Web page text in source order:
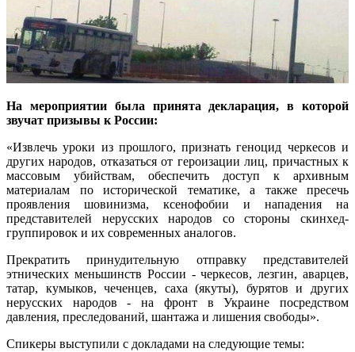
На мероприятии была принята декларация, в которой
звучат призывы к России:
«Извлечь уроки из прошлого, признать геноцид черкесов и
других народов, отказаться от героизации лиц, причастных к
массовым убийствам, обеспечить доступ к архивным
материалам по исторической тематике, а также пресечь
проявления шовинизма, ксенофобии и нападения на
представителей нерусских народов со стороны скинхед-
группировок и их современных аналогов.
Прекратить принудительную отправку представителей
этнических меньшинств России - черкесов, лезгин, аварцев,
татар, кумыков, чеченцев, саха (якуты), бурятов и других
нерусских народов - на фронт в Украине посредством
давления, преследований, шантажа и лишения свободы».
Спикеры выступили с докладами на следующие темы: